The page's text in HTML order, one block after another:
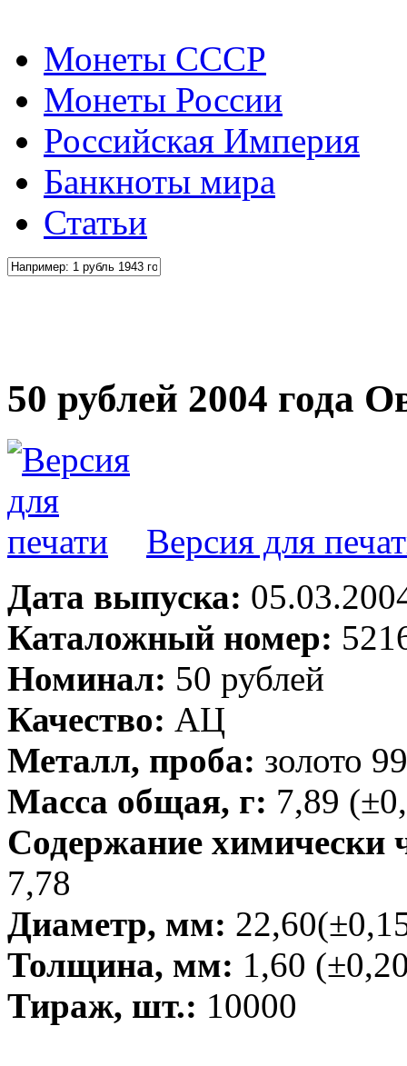
Монеты СССР
Монеты России
Российская Империя
Банкноты мира
Статьи
50 рублей 2004 года
Версия для
Дата выпуска:
Каталожный номер:
Номинал: 50 рублей
Качество: АЦ
Металл, проба: золото
Масса общая, г: 7,89
Содержание химически
7,78
Диаметр, мм:
Толщина, мм: 1,60
Тираж, шт.: 10000